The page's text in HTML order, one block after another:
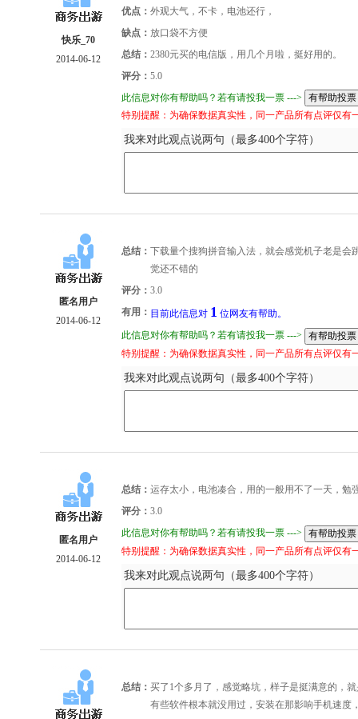
快乐_70
2014-06-12
优点： 外观大气，不卡，电池还行，
缺点： 放口袋不方便
总结： 2380元买的电信版，用几个月啦，挺好用的。
评分： 5.0
此信息对你有帮助吗？若有请投我一票 --->
特别提醒：为确保数据真实性，同一产品所有点评仅有
我来对此观点说两句（最多400个字符）
匿名用户
2014-06-12
总结： 下载量个搜狗拼音输入法，就会感觉机子老是
觉还不错的
评分： 3.0
有用： 目前此信息对 1 位网友有帮助。
此信息对你有帮助吗？若有请投我一票 --->
特别提醒：为确保数据真实性，同一产品所有点评仅有
我来对此观点说两句（最多400个字符）
匿名用户
2014-06-12
总结： 运存太小，电池凑合，用的一般用不了一天，勉
评分： 3.0
此信息对你有帮助吗？若有请投我一票 --->
特别提醒：为确保数据真实性，同一产品所有点评仅有
我来对此观点说两句（最多400个字符）
总结： 买了1个多月了，感觉略坑，样子是挺满意的，
有些软件根本就没用过，安装在那影响手机速度